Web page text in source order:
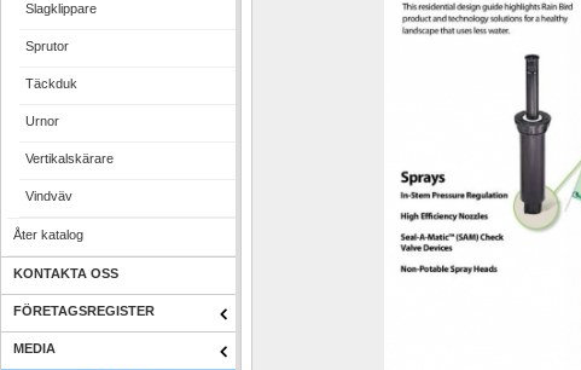
Slagklippare
Sprutor
Täckduk
Urnor
Vertikalskärare
Vindväv
Åter katalog
KONTAKTA OSS
FÖRETAGSREGISTER
MEDIA